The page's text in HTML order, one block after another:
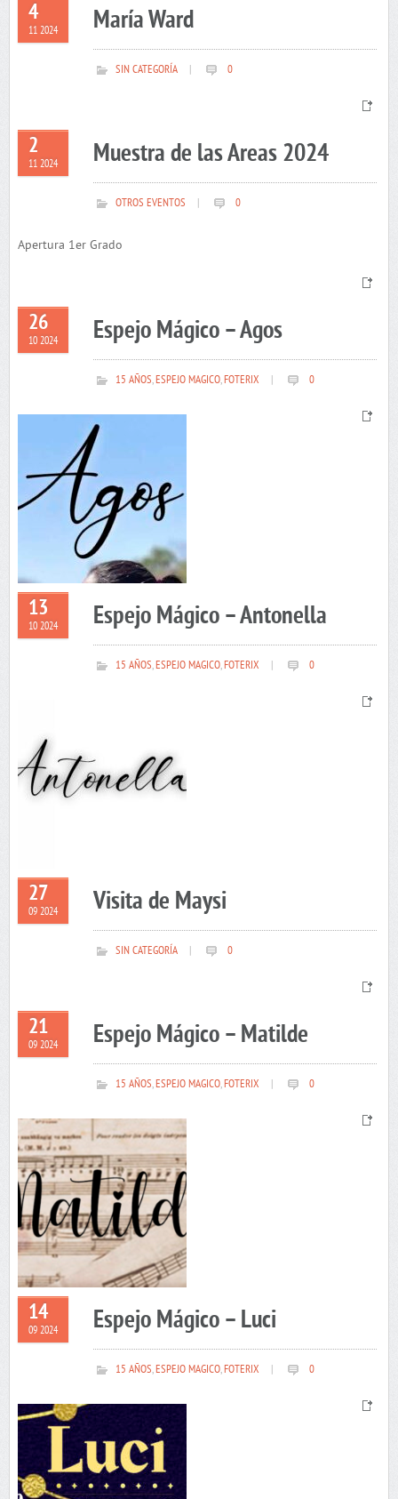
4
11 2024 María Ward
SIN CATEGORÍA 0
2
11 2024 Muestra de las Areas 2024
OTROS EVENTOS 0
Apertura 1er Grado
26
10 2024 Espejo Mágico – Agos
15 AÑOS,ESPEJO MAGICO,FOTERIX 0
13
10 2024 Espejo Mágico – Antonella
15 AÑOS,ESPEJO MAGICO,FOTERIX 0
27
09 2024 Visita de Maysi
SIN CATEGORÍA 0
21
09 2024 Espejo Mágico – Matilde
15 AÑOS,ESPEJO MAGICO,FOTERIX 0
14
09 2024 Espejo Mágico – Luci
15 AÑOS,ESPEJO MAGICO,FOTERIX 0